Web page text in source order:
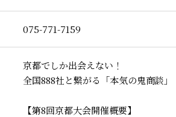
075-771-7159
京都でしか出会えない！
全国888社と繋がる「本気の鬼商談」
【第8回京都大会開催概要】